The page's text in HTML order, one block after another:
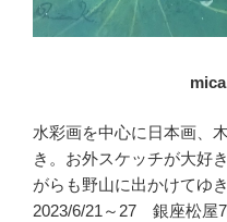
水彩画を中心に日本画、
き。お外スケッチが大好
がらも野山に出かけてゆ
2023/6/21～27 銀座松屋7